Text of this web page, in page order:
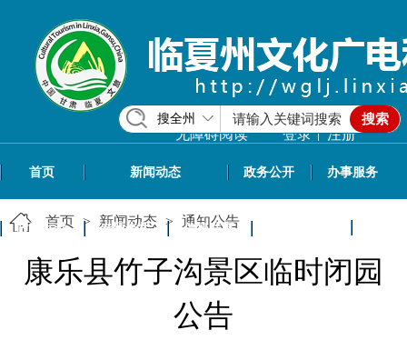
无障碍阅读 登录 | 注册
搜全州 搜索
首页 新闻动态 政务公开 办事服务
政民互动 专题专栏 信息共享
首页 > 新闻动态 > 通知公告
康乐县竹子沟景区临时闭园
公告